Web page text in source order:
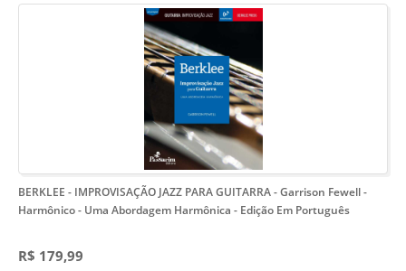
BERKLEE - IMPROVISAÇÃO JAZZ PARA GUITARRA - Garrison Fewell -
Harmônico- Uma Abordagem Harmônica - Edição Em Português
R$ 179,99